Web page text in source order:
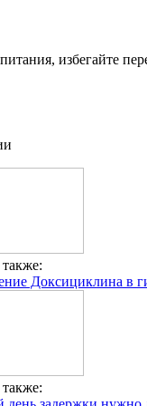
избегайте
Доксициклина в